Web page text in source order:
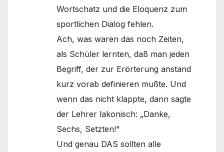
Wortschatz und die Eloquenz zum
sportlichen Dialog fehlen.
Ach, was waren das noch Zeiten,
als Schüler lernten, daß man jeden
Begriff, der zur Erörterung anstand
kurz vorab definieren mußte. Und
wenn das nicht klappte, dann sagte
der Lehrer lakonisch: „Danke,
Sechs, Setzten!“
Und genau DAS sollten alle